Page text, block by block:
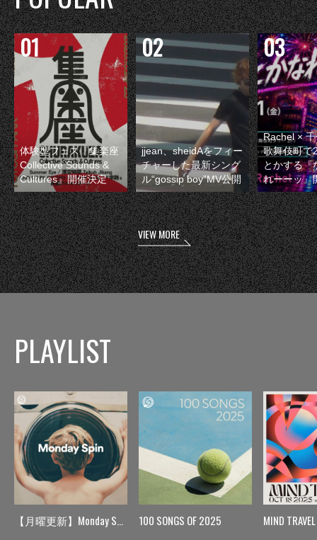
体験型フェス『集楽座
Collective Sounds &
Cultures』開催決定
jjean、sheidAをフィー
チャーした最新シング
ル“gossip boy”MV公開
Rachel ×
歌舞伎町で
とかする『
れーーッ』
VIEW MORE
PLAYLIST
【月曜更新】Monday Spin 100 SONGS OF 2025 MIND TRAVEL